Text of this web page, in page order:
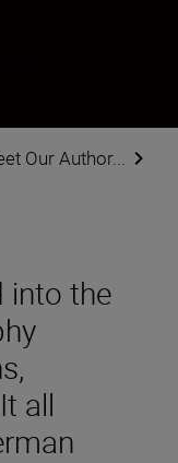
Our Author...
into the
all